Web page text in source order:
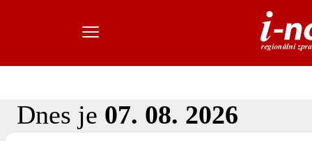
Dnes je 07. 08. 2026